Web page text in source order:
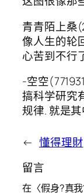
青青陌上桑
像人生的轮
心苦到不行
-空空
搞科学研究
规律. 就是
← 懂得理財
留言
在〈假身?真